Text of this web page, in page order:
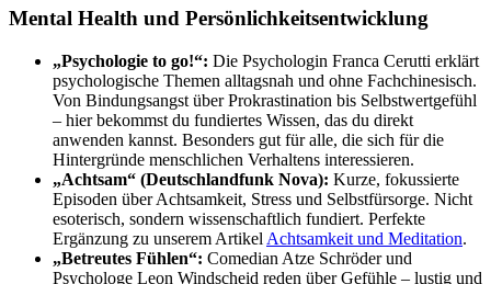
Mental Health und Persönlichkeitsentwicklung
„Psychologie to go!“: Die Psychologin Franca Cerutti erklärt
psychologische Themen alltagsnah und ohne Fachchinesisch.
Von Bindungsangst über Prokrastination bis Selbstwertgefühl
– hier bekommst du fundiertes Wissen, das du direkt
anwenden kannst. Besonders gut für alle, die sich für die
Hintergründe menschlichen Verhaltens interessieren.
„Achtsam“ (Deutschlandfunk Nova): Kurze, fokussierte
Episoden über Achtsamkeit, Stress und Selbstfürsorge. Nicht
esoterisch, sondern wissenschaftlich fundiert. Perfekte
Ergänzung zu unserem Artikel Achtsamkeit und Meditation.
„Betreutes Fühlen“: Comedian Atze Schröder und
Psychologe Leon Windscheid reden über Gefühle – lustig und